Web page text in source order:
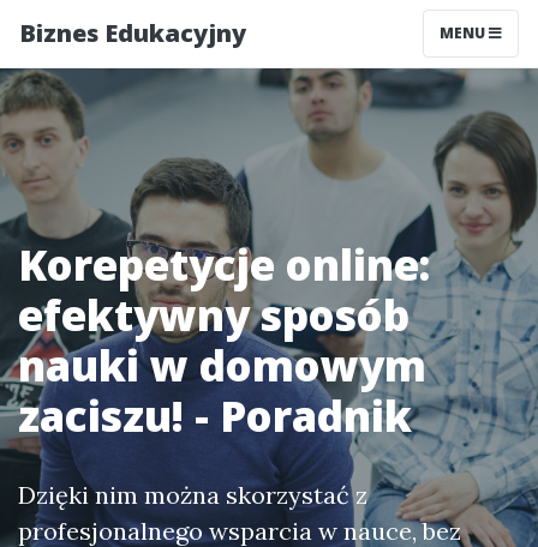
Biznes Edukacyjny MENU
Korepetycje online:
efektywny sposób
nauki w domowym
zaciszu! - Poradnik
Dzięki nim można skorzystać z
profesjonalnego wsparcia w nauce, bez